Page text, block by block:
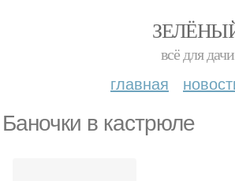
всё для
главная
Баночки в кастрюле